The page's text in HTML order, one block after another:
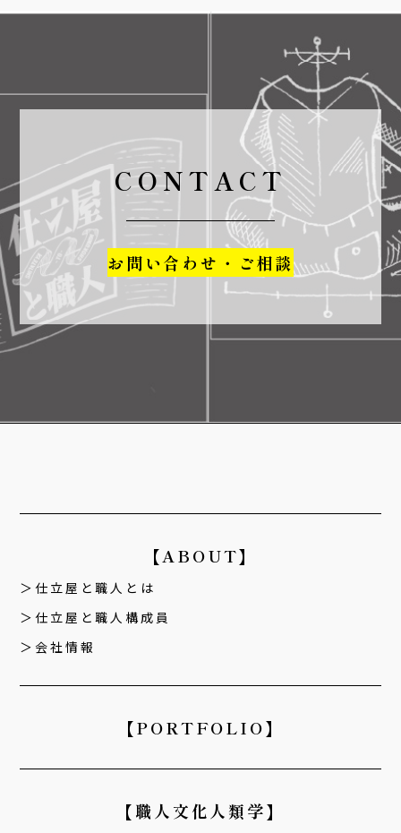
CONTACT
お問い合わせ・ご相談
【ABOUT】
仕立屋と職人とは
仕立屋と職人構成員
会社情報
【PORTFOLIO】
【職人文化人類学】